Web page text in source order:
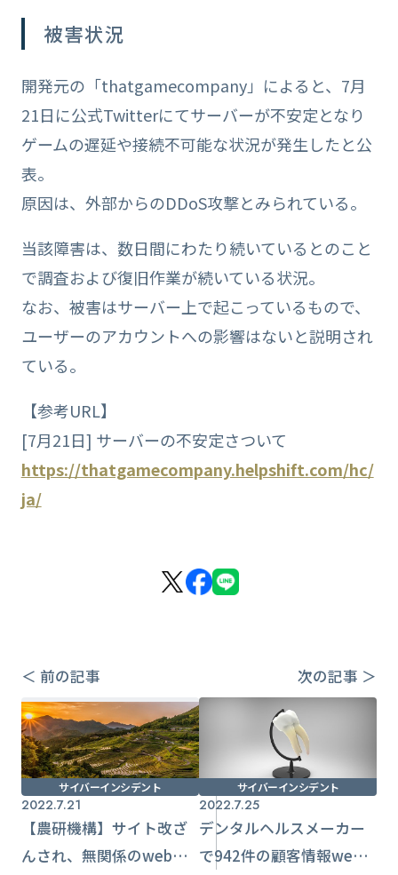
被害状況
開発元の「thatgamecompany」によると、7月
21日に公式Twitterにてサーバーが不安定となり
ゲームの遅延や接続不可能な状況が発生したと公
表。
原因は、外部からのDDoS攻撃とみられている。
当該障害は、数日間にわたり続いているとのこと
で調査および復旧作業が続いている状況。
なお、被害はサーバー上で起こっているもので、
ユーザーのアカウントへの影響はないと説明され
ている。
【参考URL】
[7月21日] サーバーの不安定さついて
https://thatgamecompany.helpshift.com/hc/
ja/
＜ 前の記事 次の記事 ＞
サイバーインシデント
2022.7.21
【農研機構】サイト改ざ
んされ、無関係のweb
サイバーインシデント
2022.7.25
デンタルヘルスメーカー
で942件の顧客情報web上